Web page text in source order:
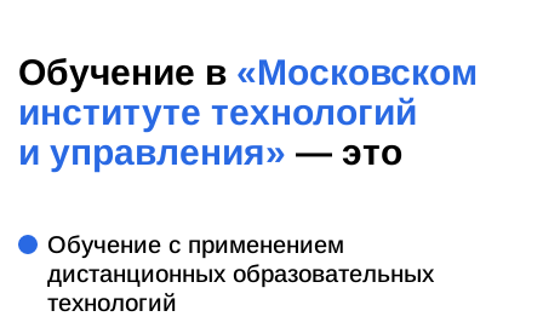
Обучение в «Московском
институте технологий
и управления» — это
Обучение с применением
дистанционных образовательных
технологий